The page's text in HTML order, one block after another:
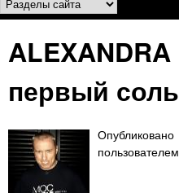
Разделы сайта
ALEXANDRA
первый
пользователем